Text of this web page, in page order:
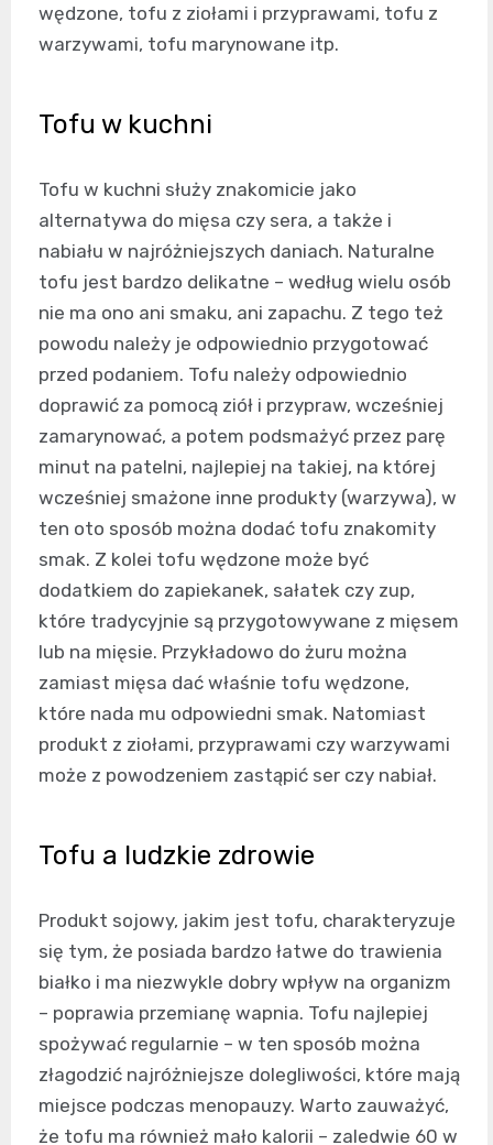
wędzone, tofu z ziołami i przyprawami, tofu z
warzywami, tofu marynowane itp.
Tofu w kuchni
Tofu w kuchni służy znakomicie jako
alternatywa do mięsa czy sera, a także i
nabiału w najróżniejszych daniach. Naturalne
tofu jest bardzo delikatne – według wielu osób
nie ma ono ani smaku, ani zapachu. Z tego też
powodu należy je odpowiednio przygotować
przed podaniem. Tofu należy odpowiednio
doprawić za pomocą ziół i przypraw, wcześniej
zamarynować, a potem podsmażyć przez parę
minut na patelni, najlepiej na takiej, na której
wcześniej smażone inne produkty (warzywa), w
ten oto sposób można dodać tofu znakomity
smak. Z kolei tofu wędzone może być
dodatkiem do zapiekanek, sałatek czy zup,
które tradycyjnie są przygotowywane z mięsem
lub na mięsie. Przykładowo do żuru można
zamiast mięsa dać właśnie tofu wędzone,
które nada mu odpowiedni smak. Natomiast
produkt z ziołami, przyprawami czy warzywami
może z powodzeniem zastąpić ser czy nabiał.
Tofu a ludzkie zdrowie
Produkt sojowy, jakim jest tofu, charakteryzuje
się tym, że posiada bardzo łatwe do trawienia
białko i ma niezwykle dobry wpływ na organizm
– poprawia przemianę wapnia. Tofu najlepiej
spożywać regularnie – w ten sposób można
złagodzić najróżniejsze dolegliwości, które mają
miejsce podczas menopauzy. Warto zauważyć,
że tofu ma również mało kalorii – zaledwie 60 w